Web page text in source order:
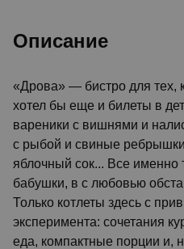
Описание
«Дрова» — бистро для тех,
хотел бы еще и билеты в
вареники с вишнями и
с рыбой и свиные
яблочный сок... Все именно
бабушки, в с любовью
Только котлеты здесь с
эксперимента: сочетания
еда, компактные порции и,